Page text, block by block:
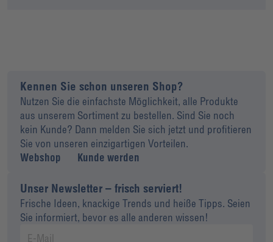
Kennen Sie schon unseren Shop?
Nutzen Sie die einfachste Möglichkeit, alle Produkte
aus unserem Sortiment zu bestellen. Sind Sie noch
kein Kunde? Dann melden Sie sich jetzt und profitieren
Sie von unseren einzigartigen Vorteilen.
Webshop
Kunde werden
Unser Newsletter – frisch serviert!
Frische Ideen, knackige Trends und heiße Tipps. Seien
Sie informiert, bevor es alle anderen wissen!